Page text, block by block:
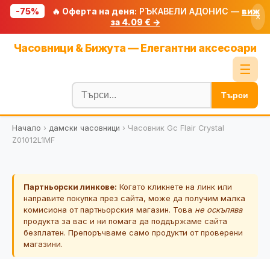
-75% 🔥 Оферта на деня: РЪКАВЕЛИ АДОНИС — виж
за 4.09 € →
×
Часовници & Бижута — Елегантни аксесоари
☰
Блог
🧮 Калкулатори
🔍 Намери продукт
🎟️ Купони
Търси
Начало › дамски часовници › Часовник Gc Flair Crystal
Z01012L1MF
Партньорски линкове: Когато кликнете на линк или
направите покупка през сайта, може да получим малка
комисиона от партньорския магазин. Това не оскъпява
продукта за вас и ни помага да поддържаме сайта
безплатен. Препоръчваме само продукти от проверени
магазини.